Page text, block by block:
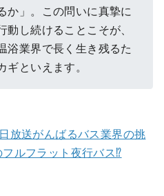
か」。この問いに真摯に
動し続けることこそが、
浴業界で長く生き残るた
ギといえます。
放送がんばるバス業界の挑
ルフラット夜行バス⁉